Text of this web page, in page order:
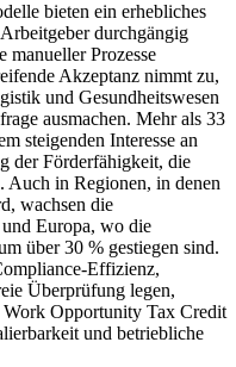
bieten ein erhebliches
durchgängig
Prozesse
Akzeptanz nimmt zu,
und Gesundheitswesen
ausmachen. Mehr als 33
steigenden Interesse an
der Förderfähigkeit, die
Auch in Regionen, in denen
wachsen die
Europa, wo die
über 30 % gestiegen sind.
Effizienz,
Überprüfung legen,
Opportunity Tax Credit
und betriebliche